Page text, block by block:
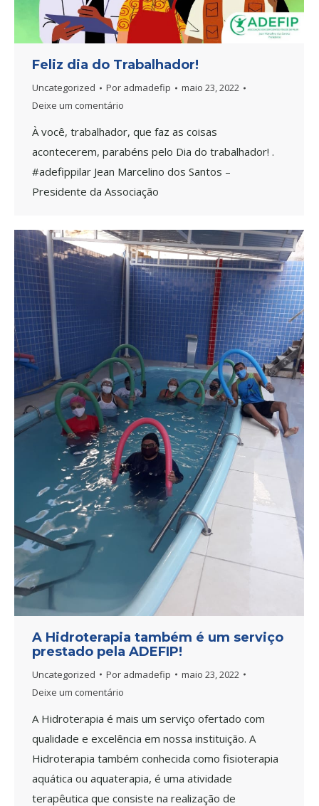
Feliz dia do Trabalhador!
Uncategorized Por admadefip
maio 23, 2022
Deixe um comentário
À você, trabalhador, que faz as coisas
acontecerem, parabéns pelo Dia do trabalhador! .
#adefippilar Jean Marcelino dos Santos –
Presidente da Associação
A Hidroterapia também é um serviço
prestado pela ADEFIP!
Uncategorized Por admadefip
maio 23, 2022
Deixe um comentário
A Hidroterapia é mais um serviço ofertado com
qualidade e excelência em nossa instituição. A
Hidroterapia também conhecida como fisioterapia
aquática ou aquaterapia, é uma atividade
terapêutica que consiste na realização de